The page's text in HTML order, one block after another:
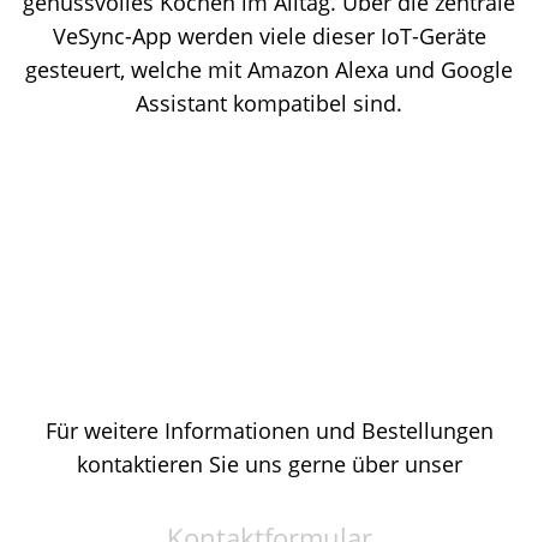
VeSync-App werden viele dieser IoT-Geräte
gesteuert, welche mit Amazon Alexa und Google
Assistant kompatibel sind.
Für weitere Informationen und Bestellungen
kontaktieren Sie uns gerne über unser